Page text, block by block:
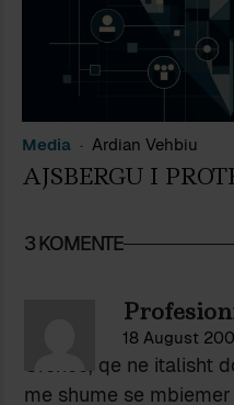
Media Ardian Vehbiu
AJSBERGU I
3 KOMENTE
18 August
Orefice, qe ne italisht
me shume se